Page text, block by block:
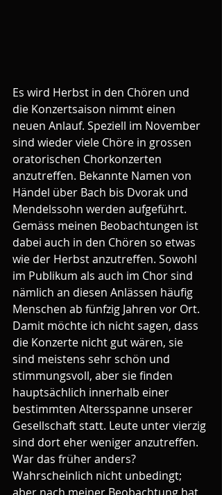
Es wird Herbst in den Chören und
die Konzertsaison nimmt einen
neuen Anlauf. Speziell im November
sind wieder viele Chöre in grossen
oratorischen Chorkonzerten
anzutreffen. Bekannte Namen von
Händel über Bach bis Dvorak und
Mendelssohn werden aufgeführt.
Gemäss meinen Beobachtungen ist
dabei auch in den Chören so etwas
wie der Herbst anzutreffen. Sowohl
im Publikum als auch im Chor sind
nämlich an diesen Anlässen häufig
Menschen ab fünfzig Jahren vor Ort.
Damit möchte ich nicht sagen, dass
die Konzerte nicht gut wären, sie
sind meistens sehr schön und
stimmungsvoll, aber sie finden
hauptsächlich innerhalb einer
bestimmten Altersspanne unserer
Gesellschaft statt. Leute unter vierzig
sind dort eher weniger anzutreffen.
War das früher anders?
Wahrscheinlich nicht unbedingt;